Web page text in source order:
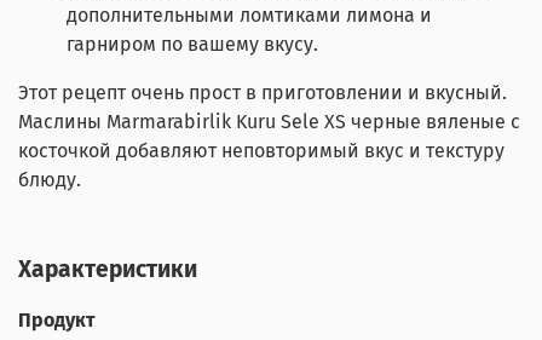
дополнительными ломтиками лимона и
гарниром по вашему вкусу.
Этот рецепт очень прост в приготовлении и вкусный.
Маслины Marmarabirlik Kuru Sele XS черные вяленые с
косточкой добавляют неповторимый вкус и текстуру
блюду.
Характеристики
Продукт